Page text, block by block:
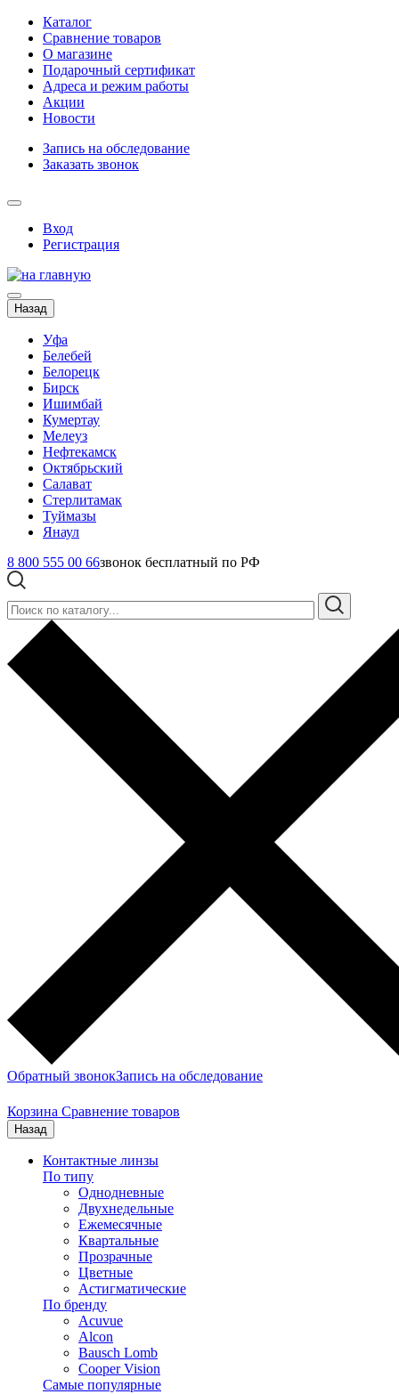
Каталог
Сравнение товаров
О магазине
Подарочный сертификат
Адреса и режим работы
Акции
Новости
Запись на обследование
Заказать звонок
Вход
Регистрация
Назад
Уфа
Белебей
Белорецк
Бирск
Ишимбай
Кумертау
Мелеуз
Нефтекамск
Октябрьский
Салават
Стерлитамак
Туймазы
Янаул
8 800 555 00 66звонок бесплатный по РФ
Обратный звонокЗапись на обследование
Корзина Сравнение товаров
Назад
Контактные линзы
По типу
Однодневные
Двухнедельные
Ежемесячные
Квартальные
Прозрачные
Цветные
Астигматические
По бренду
Acuvue
Alcon
Bausch Lomb
Cooper Vision
Самые популярные